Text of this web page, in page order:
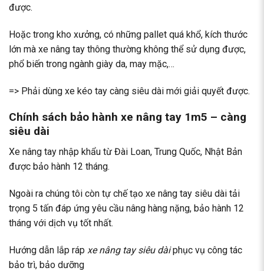
được.
Hoặc trong kho xưởng, có những pallet quá khổ, kích thước
lớn mà xe nâng tay thông thường không thể sử dụng được,
phổ biến trong ngành giày da, may mặc,…
=> Phải dùng xe kéo tay càng siêu dài mới giải quyết được.
Chính sách bảo hành xe nâng tay 1m5 – càng
siêu dài
Xe nâng tay nhập khẩu từ Đài Loan, Trung Quốc, Nhật Bản
được bảo hành 12 tháng.
Ngoài ra chúng tôi còn tự chế tạo xe nâng tay siêu dài tải
trọng 5 tấn đáp ứng yêu cầu nâng hàng nặng, bảo hành 12
tháng với dịch vụ tốt nhất.
Hướng dẫn lắp ráp xe nâng tay siêu dàiphục vụ công tác
bảo trì, bảo dưỡng